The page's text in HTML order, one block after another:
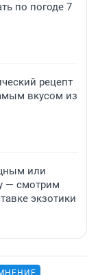
по погоде 7
рецепт
вкусом из
или
— смотрим
экзотики